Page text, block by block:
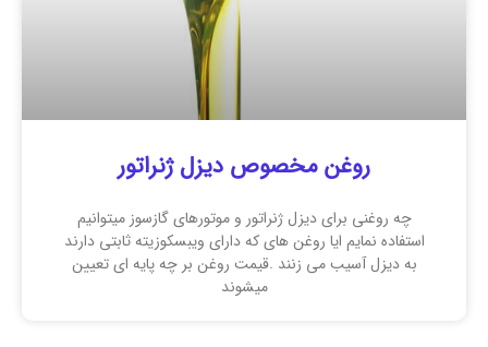
روغن مخصوص دیزل ژنراتور
چه روغنی برای دیزل ژنراتور و موتورهای گازسوز میتوانیم
استفاده نمایم ایا روغن های که دارای ویبسکوزیته ثابتی دارند
به دیزل آسیب می زنند .قیمت روغن بر چه پایه ای تعیین
میشوند